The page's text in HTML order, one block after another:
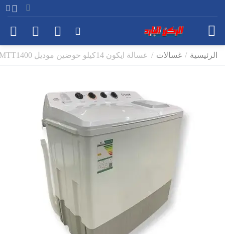
الرئيسية / غسالات / غسالة ايكون 14كيلو حوضين موديل WMTT1400